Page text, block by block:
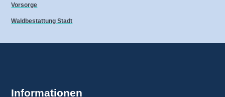
Vorsorge
Waldbestattung Stadt
Informationen